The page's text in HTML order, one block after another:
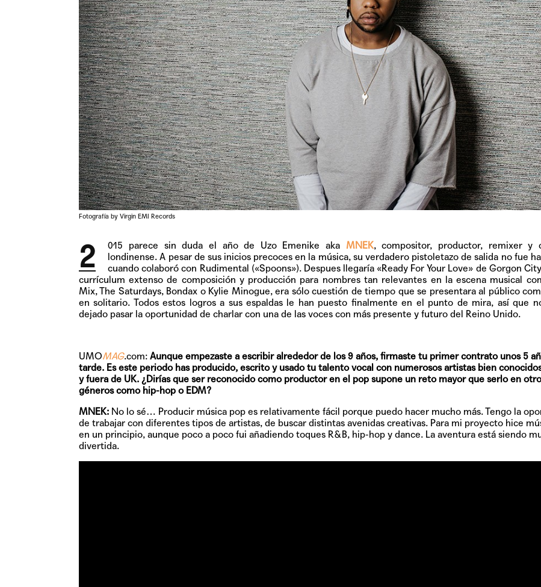
Fotografía by Virgin EMI Records
2 015 parece sin duda el año de Uzo Emenike aka MNEK, compositor, productor, remixer y
londinense. A pesar de sus inicios precoces en la música, su verdadero pistoletazo de salida no fue
cuando colaboró con Rudimental («Spoons»). Despues llegaría «Ready For Your Love» de Gorgon
currículum extenso de composición y producción para nombres tan relevantes en la escena musical
Mix, The Saturdays, Bondax o Kylie Minogue, era sólo cuestión de tiempo que se presentara al público
en solitario. Todos estos logros a sus espaldas le han puesto finalmente en el punto de mira, así que
dejado pasar la oportunidad de charlar con una de las voces con más presente y futuro del Reino Unido.
UMOMAG.com: Aunque empezaste a escribir alrededor de los 9 años, firmaste tu primer contrato unos 5
tarde. Es este periodo has producido, escrito y usado tu talento vocal con numerosos artistas bien
y fuera de UK. ¿Dirías que ser reconocido como productor en el pop supone un reto mayor que serlo en
géneros como hip-hop o EDM?
MNEK:No lo sé… Producir música pop es relativamente fácil porque puedo hacer mucho más. Tengo la
de trabajar con diferentes tipos de artistas, de buscar distintas avenidas creativas. Para mi proyecto hice
en un principio, aunque poco a poco fui añadiendo toques R&B, hip-hop y dance. La aventura está siendo
divertida.
TAINY,
tiempo